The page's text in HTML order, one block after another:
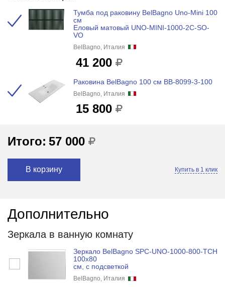
Тумба под раковину BelBagno Uno-Mini 100
см
Еловый матовый UNO-MINI-1000-2C-SO-
VO
BelBagno, Италия
41 200
Раковина BelBagno 100 см BB-8099-3-100
BelBagno, Италия
15 800
Итого: 57 000
В корзину Купить в 1 клик
Дополнительно
Зеркала в ванную комнату
Зеркало BelBagno SPC-UNO-1000-800-TCH
100x80
см, с подсветкой
BelBagno, Италия